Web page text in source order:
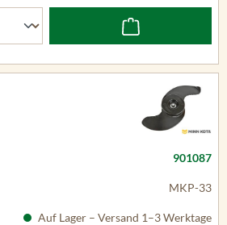
901087
MKP-33
Auf Lager – Versand 1–3 Werktage